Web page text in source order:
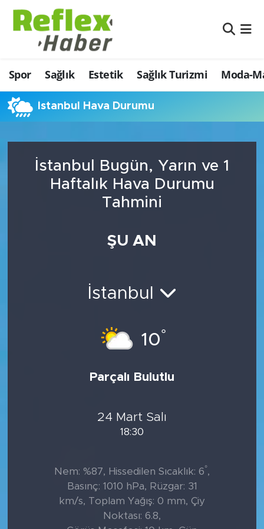
Spor Sağlık Estetik Sağlık Turizmi Moda-
İstanbul Hava Durumu
İstanbul Bugün, Yarın ve 1
Haftalık Hava Durumu
Tahmini
ŞU AN
İstanbul
10°
Parçalı Bulutlu
24 Mart Salı
18:30
Nem: %87, Hissedilen Sıcaklık: 6°,
Basınç: 1010 hPa, Rüzgar: 31
km/s, Toplam Yağış: 0 mm, Çiy
Noktası: 6.8,
Eğitim
Estetik
Firmalardan
İş ve Ekonomi
Moda-Magazin-Eğlence
Nöbetçi Eczaneler
Hava Durumu
Namaz Vakitleri
Şampiyonlar Ligi Puan Durumu ve Fikstür
Tüm Manşetler